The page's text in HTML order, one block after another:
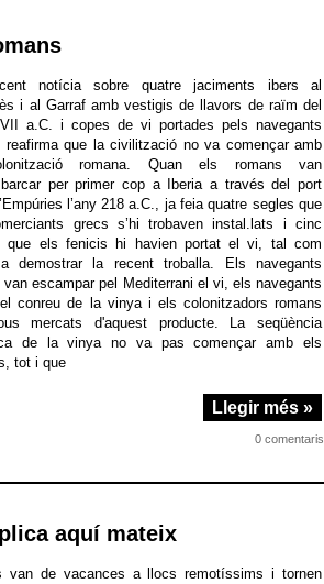
notícia sobre quatre jaciments ibers al
i al Garraf amb vestigis de llavors de raïm del
a.C. i copes de vi portades pels navegants
reafirma que la civilització no va començar amb
romana. Quan els romans van
per primer cop a Iberia a través del port
l’any 218 a.C., ja feia quatre segles que
grecs s’hi trobaven instal.lats i cinc
que els fenicis hi havien portat el vi, tal com
demostrar la recent troballa. Els navegants
van escampar pel Mediterrani el vi, els navegants
conreu de la vinya i els colonitzadors romans
mercats d'aquest producte. La seqüència
de la vinya no va pas començar amb els
tot i que
Llegir més »
0 comentaris
aquí mateix
van de vacances a llocs remotíssims i tornen